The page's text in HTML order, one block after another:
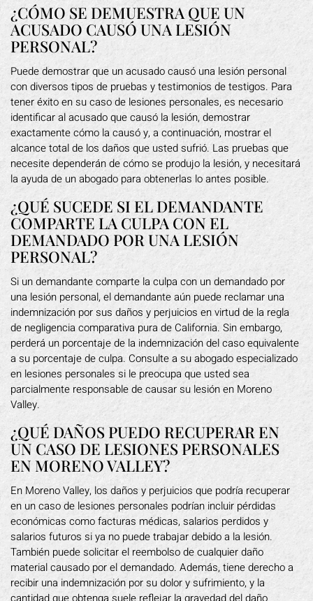
¿CÓMO SE DEMUESTRA QUE UN
ACUSADO CAUSÓ UNA LESIÓN
PERSONAL?
Puede demostrar que un acusado causó una lesión personal
con diversos tipos de pruebas y testimonios de testigos. Para
tener éxito en su caso de lesiones personales, es necesario
identificar al acusado que causó la lesión, demostrar
exactamente cómo la causó y, a continuación, mostrar el
alcance total de los daños que usted sufrió. Las pruebas que
necesite dependerán de cómo se produjo la lesión, y necesitará
la ayuda de un abogado para obtenerlas lo antes posible.
¿QUÉ SUCEDE SI EL DEMANDANTE
COMPARTE LA CULPA CON EL
DEMANDADO POR UNA LESIÓN
PERSONAL?
Si un demandante comparte la culpa con un demandado por
una lesión personal, el demandante aún puede reclamar una
indemnización por sus daños y perjuicios en virtud de la regla
de negligencia comparativa pura de California. Sin embargo,
perderá un porcentaje de la indemnización del caso equivalente
a su porcentaje de culpa. Consulte a su abogado especializado
en lesiones personales si le preocupa que usted sea
parcialmente responsable de causar su lesión en Moreno
Valley.
¿QUÉ DAÑOS PUEDO RECUPERAR EN
UN CASO DE LESIONES PERSONALES
EN MORENO VALLEY?
En Moreno Valley, los daños y perjuicios que podría recuperar
en un caso de lesiones personales podrían incluir pérdidas
económicas como facturas médicas, salarios perdidos y
salarios futuros si ya no puede trabajar debido a la lesión.
También puede solicitar el reembolso de cualquier daño
material causado por el demandado. Además, tiene derecho a
recibir una indemnización por su dolor y sufrimiento, y la